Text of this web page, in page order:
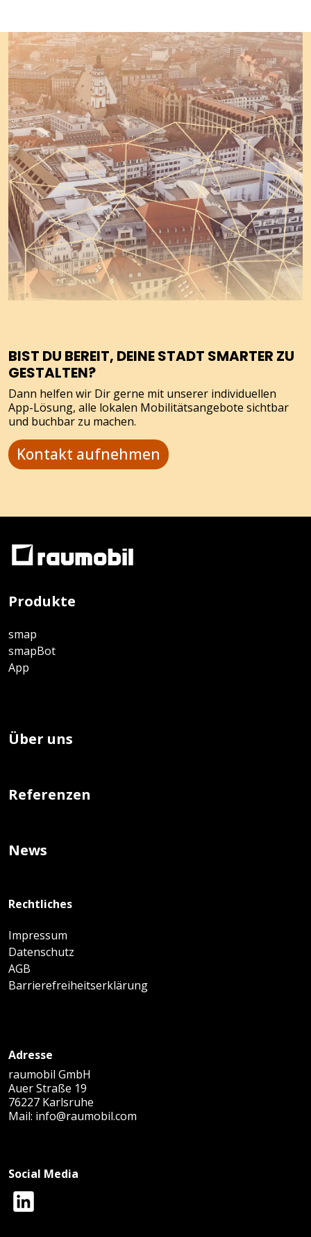
BIST DU BEREIT, DEINE STADT SMARTER ZU
GESTALTEN?
Dann helfen wir Dir gerne mit unserer individuellen
App-Lösung, alle lokalen Mobilitätsangebote sichtbar
und buchbar zu machen.
Kontakt aufnehmen
Produkte
smap
smapBot
App
Über uns
Referenzen
News
Rechtliches
Impressum
Datenschutz
AGB
Barrierefreiheitserklärung
Adresse
raumobil GmbH
Auer Straße 19
76227 Karlsruhe
Mail: info@raumobil.com
Social Media